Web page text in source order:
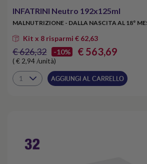
INFATRINI Neutro 192x125ml
MALNUTRIZIONE - DALLA NASCITA AL 18°
Kit x 8 risparmi € 62,63
€ 626,32 -10% € 563,69
( € 2,94 /unità)
AGGIUNGI AL CARRELLO